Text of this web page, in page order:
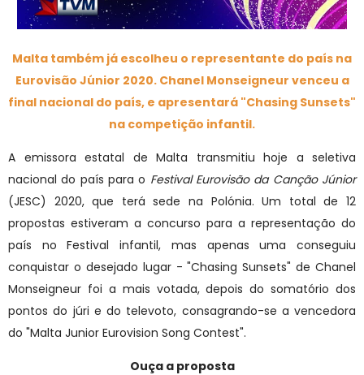
Malta também já escolheu o representante do país na
Eurovisão Júnior 2020. Chanel Monseigneur venceu a
final nacional do país, e apresentará "Chasing Sunsets"
na competição infantil.
A emissora estatal de Malta transmitiu hoje a seletiva
nacional do país para o Festival Eurovisão da Canção Júnior
(JESC) 2020, que terá sede na Polónia. Um total de 12
propostas estiveram a concurso para a representação do
país no Festival infantil, mas apenas uma conseguiu
conquistar o desejado lugar - "Chasing Sunsets" de Chanel
Monseigneur foi a mais votada, depois do somatório dos
pontos do júri e do televoto, consagrando-se a vencedora
do "Malta Junior Eurovision Song Contest".
Ouça a proposta